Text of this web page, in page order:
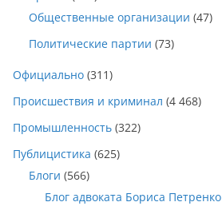
Общественные организации (47)
Политические партии (73)
Официально (311)
Происшествия и криминал (4 468)
Промышленность (322)
Публицистика (625)
Блоги (566)
Блог адвоката Бориса Петренко